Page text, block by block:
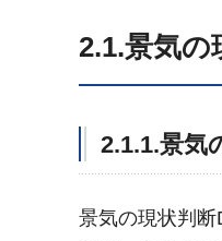
2.1.景気の
2.1.1.景気
景気の現状判